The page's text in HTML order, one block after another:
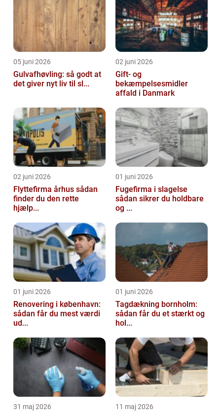
05 juni 2026
Gulvafhøvling: så godt at
det giver nyt liv til sl...
02 juni 2026
Gift- og
bekæmpelsesmidler
affald i Danmark
02 juni 2026
Flyttefirma århus sådan
finder du den rette
hjælp...
01 juni 2026
Fugefirma i slagelse
sådan sikrer du holdbare
og ...
01 juni 2026
Renovering i københavn:
sådan får du mest værdi
ud...
01 juni 2026
Tagdækning bornholm:
sådan får du et stærkt og
hol...
31 maj 2026 11 maj 2026